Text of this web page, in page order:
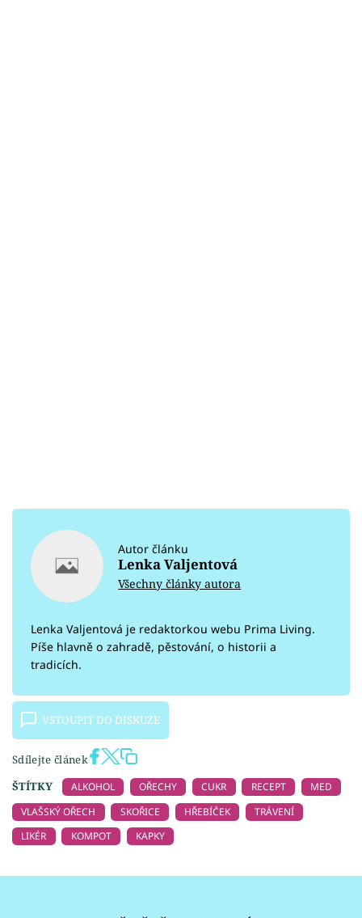
Autor článku
Lenka Valjentová
Všechny články autora
Lenka Valjentová je redaktorkou webu Prima Living.
Píše hlavně o zahradě, pěstování, o historii a
tradicích.
VSTOUPIT DO DISKUZE
Sdílejte článek
ŠTÍTKY
ALKOHOL OŘECHY CUKR RECEPT
MED
VLAŠSKÝ OŘECH
SKOŘICE HŘEBÍČEK
TRÁVENÍ
LIKÉR
KOMPOT KAPKY